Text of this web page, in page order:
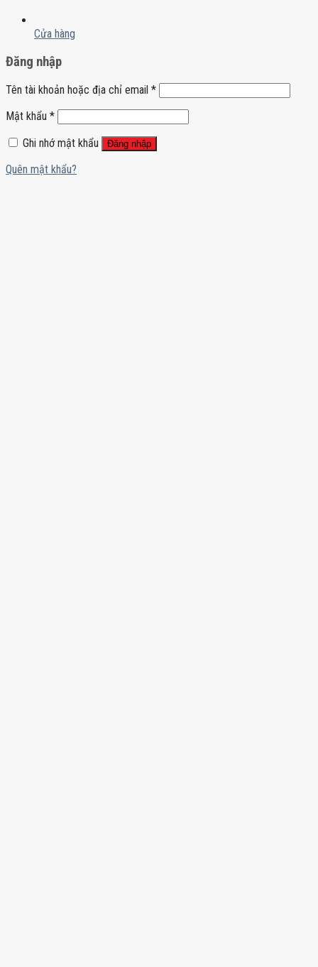
Cửa hàng
Đăng nhập
Tên tài khoản hoặc địa chỉ email *
Mật khẩu *
Ghi nhớ mật khẩu
Đăng nhập
Quên mật khẩu?